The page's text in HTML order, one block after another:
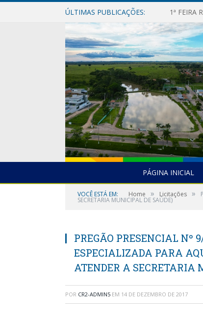
ÚLTIMAS PUBLICAÇÕES: 1ª FEIRA
PÁGINA INICIAL
VOCÊ ESTÁ EM: Home » Licitações »
SECRETARIA MUNICIPAL DE SAÚDE)
PREGÃO PRESENCIAL Nº
ESPECIALIZADA PARA
ATENDER A SECRETARIA
POR CR2-ADMIN5 EM 14 DE DEZEMBRO DE 2017